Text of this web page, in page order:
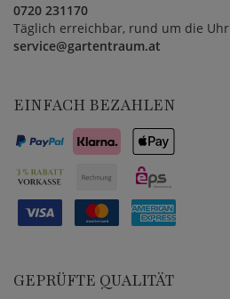
0720 231170
Täglich erreichbar, rund um die Uhr
service@gartentraum.at
EINFACH BEZAHLEN
GEPRÜFTE QUALITÄT